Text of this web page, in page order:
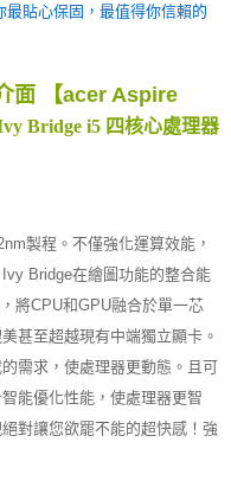
貼心保固，最值得你信賴的
面 【acer Aspire
Bridge i5 四核心處理器
製程。不僅強化運算效能，
Bridge在繪圖功能的整合能
將CPU和GPU融合於單一芯
甚至超越現有中端獨立顯卡。
需求，使處理器更動態。且可
能優化性能，使處理器更智
對讓您欲罷不能的超快感！強